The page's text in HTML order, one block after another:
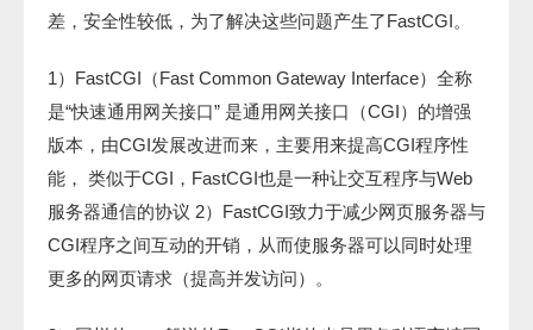
差，安全性较低，为了解决这些问题产生了FastCGI。
1）FastCGI（Fast Common Gateway Interface）全称
是“快速通用网关接口” 是通用网关接口（CGI）的增强
版本，由CGI发展改进而来，主要用来提高CGI程序性
能， 类似于CGI，FastCGI也是一种让交互程序与Web
服务器通信的协议 2）FastCGI致力于减少网页服务器与
CGI程序之间互动的开销，从而使服务器可以同时处理
更多的网页请求（提高并发访问）。